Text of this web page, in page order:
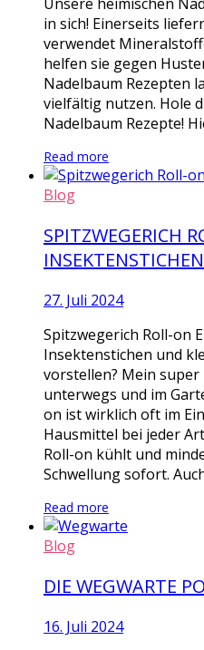
in sich! Einerseits
verwendet
helfen sie gegen
Nadelbaum Rezepten
vielfältig nutzen. Hole
Nadelbaum Rezepte!
Read more
Blog
SPITZWEGERICH
INSEKTENSTICHEN
27. Juli 2024
Spitzwegerich Roll-on
Insektenstichen und
vorstellen? Mein
unterwegs und im
on ist wirklich oft im
Hausmittel bei jeder
Roll-on kühlt und
Schwellung sofort.
Read more
Blog
DIE WEGWARTE
16. Juli 2024